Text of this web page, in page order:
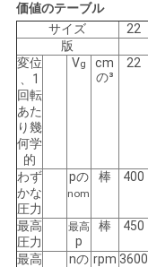
地
図
PRIVACY
POLICY
価値のテーブル
サイズ
22
版
変位
、1
回転
あた
り幾
何学
的
Vg
cm
の³
22
わず
かな
圧力
pの
nom
棒 400
最高
圧力
最高
p
棒 450
最高
nの rpm 3600